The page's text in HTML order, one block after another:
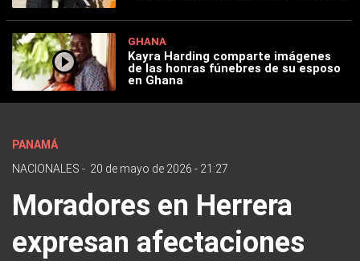
GHANA
Kayra Harding comparte imágenes
de las honras fúnebres de su esposo
en Ghana
PANAMÁ
NACIONALES - 20 de mayo de 2026 - 21:27
Moradores en Herrera
expresan afectaciones